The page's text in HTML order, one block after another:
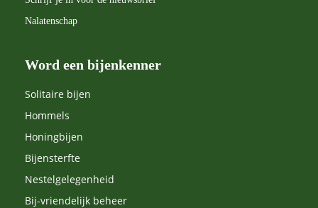
Nalatenschap
Word een bijenkenner
Solitaire bijen
Hommels
Honingbijen
Bijensterfte
Nestelgelegenheid
Bij-vriendelijk beheer